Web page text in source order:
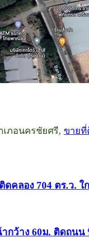
ภอนครชัยศรี, ขายที่
คลอง 704 ตร.ว.
ว้าง 60ม. ติดถนน